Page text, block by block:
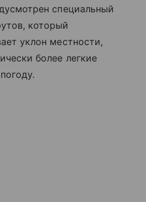
специальный
который
уклон местности,
более легкие